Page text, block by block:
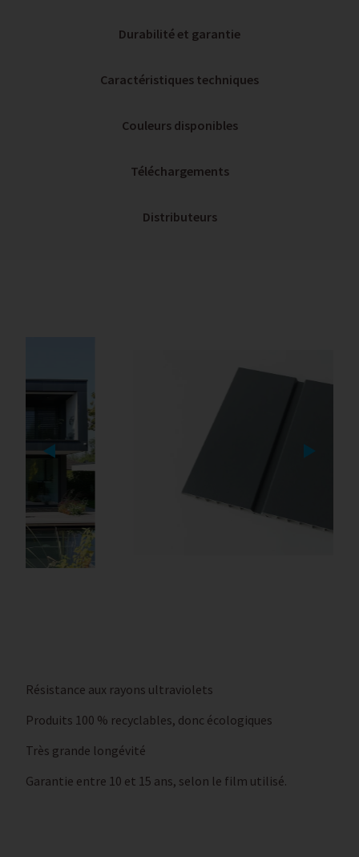
Durabilité et garantie
Caractéristiques techniques
Couleurs disponibles
Téléchargements
Distributeurs
Résistance aux rayons ultraviolets
Produits 100 % recyclables, donc écologiques
Très grande longévité
Garantie entre 10 et 15 ans, selon le film utilisé.